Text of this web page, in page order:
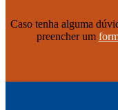
Caso tenha alguma
preencher um